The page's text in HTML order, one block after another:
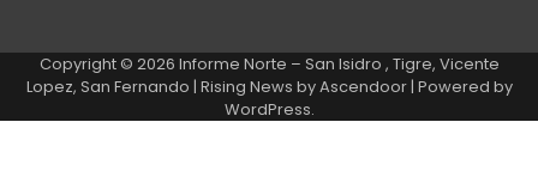
Copyright © 2026 Informe Norte – San Isidro , Tigre, Vicente
Lopez, San Fernando | Rising News byAscendoor| Powered by
WordPress.